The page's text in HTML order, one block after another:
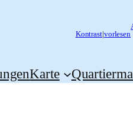
Kontrast| vorlesen
Karte